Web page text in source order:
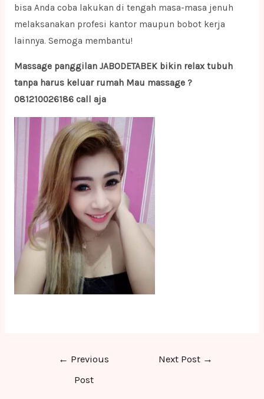
bisa Anda coba lakukan di tengah masa-masa jenuh
melaksanakan profesi kantor maupun bobot kerja
lainnya. Semoga membantu!
Massage panggilan JABODETABEK bikin relax tubuh
tanpa harus keluar rumah Mau massage ?
081210026186 call aja
← Previous
Post
Next Post →